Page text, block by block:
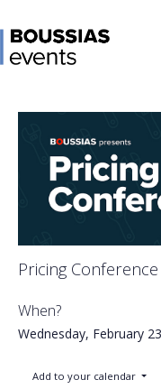
Pricing
When?
Wednesday, February
Add to your calendar